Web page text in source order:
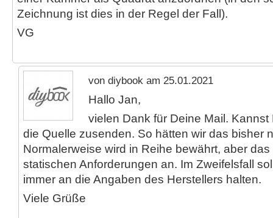
Zeichnung ist dies in der Regel der Fall).
VG
von diybook am 25.01.2021
Hallo Jan,
vielen Dank für Deine Mail.
die Quelle zusenden. So hätten wir das bisher
Normalerweise wird in Reihe bewährt, aber
statischen Anforderungen an. Im Zweifelsfall
immer an die Angaben des Herstellers halten.
Viele Grüße